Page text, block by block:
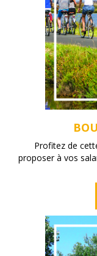
Profitez de
proposer à vos